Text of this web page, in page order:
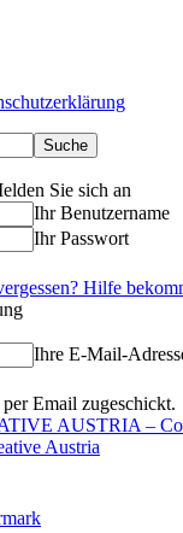
Sie sich an
Ihr Benutzername
Ihr Passwort
Hilfe
Ihre E-Mail-
Email zugeschickt.
AUSTRIA –